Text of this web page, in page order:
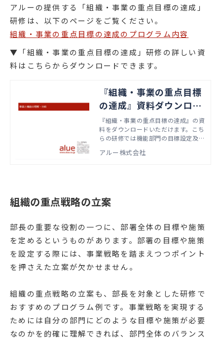
アルーの提供する「組織・事業の重点目標の達成」
研修は、以下のページをご覧ください。
組織・事業の重点目標の達成のプログラム内容
▼「組織・事業の重点目標の達成」研修の詳しい資
料はこちらからダウンロードできます。
『組織・事業の重点目標
の達成』資料ダウンロー
ド
『組織・事業の重点目標の達成』の資
料をダウンロードいただけます。こち
らの研修では機能部門の目標設定及び
る方法を学びます。本資料では、実際
アルー株式会社
組織の重点戦略の立案
部長の重要な役割の一つに、部署全体の目標や施策
を定めるというものがあります。部署の目標や施策
を設定する際には、事業戦略を踏まえつつポイント
を押さえた立案が欠かせません。
組織の重点戦略の立案も、部長を対象とした研修で
おすすめのプログラム例です。事業戦略を実現する
ためには自分の部門にどのような目標や施策が必要
なのかを的確に理解できれば、部門全体のバランス